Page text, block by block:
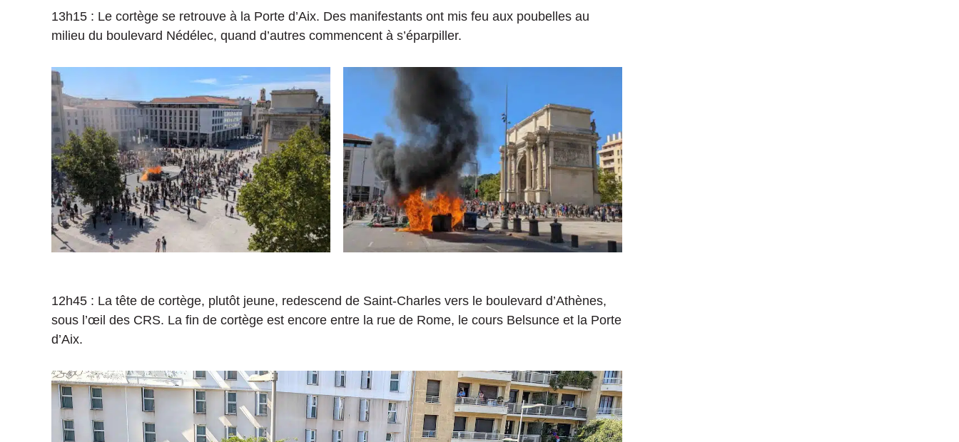
13h15 : Le cortège se retrouve à la Porte d’Aix. Des manifestants ont mis feu aux poubelles au
milieu du boulevard Nédélec, quand d’autres commencent à s’éparpiller.
12h45 : La tête de cortège, plutôt jeune, redescend de Saint-Charles vers le boulevard d’Athènes,
sous l’œil des CRS. La fin de cortège est encore entre la rue de Rome, le cours Belsunce et la Porte
d’Aix.